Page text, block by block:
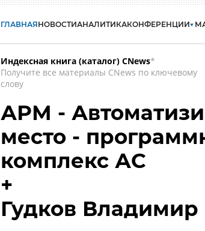
ГЛАВНАЯНОВОСТИАНАЛИТИКАКОНФЕРЕНЦИИ
Индексная книга (каталог) CNews*
Получите все материалы CNews по ключевому
слову
АРМ -
место -
комплекс АС
+
Гудков Владимир